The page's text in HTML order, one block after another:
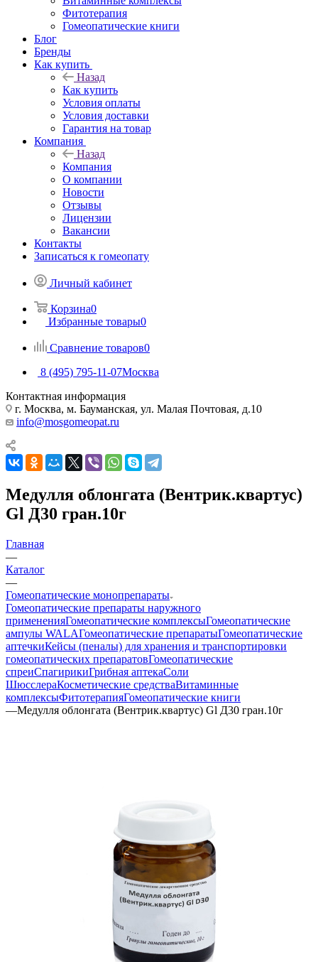
Фитотерапия
Гомеопатические книги
Блог
Бренды
Как купить
Назад
Как купить
Условия оплаты
Условия доставки
Гарантия на товар
Компания
Назад
Компания
О компании
Новости
Отзывы
Лицензии
Вакансии
Контакты
Записаться к гомеопату
Личный кабинет
Корзина0
Избранные товары0
Сравнение товаров0
8 (495) 795-11-07Москва
Контактная информация
г. Москва, м. Бауманская, ул. Малая Почтовая, д.10
info@mosgomeopat.ru
Медулля облонгата (Вентрик.квартус)
Gl Д30 гран.10г
Главная
—
Каталог
—
Гомеопатические монопрепараты
Гомеопатические препараты наружного
примененияГомеопатические комплексыГомеопатические
ампулы WALAГомеопатические препаратыГомеопатические
аптечкиКейсы (пеналы) для хранения и транспортировки
гомеопатических препаратовГомеопатические
спреиСпагирикиГрибная аптекаСоли
ШюсслераКосметические средстваВитаминные
комплексыФитотерапияГомеопатические книги
—Медулля облонгата (Вентрик.квартус) Gl Д30 гран.10г